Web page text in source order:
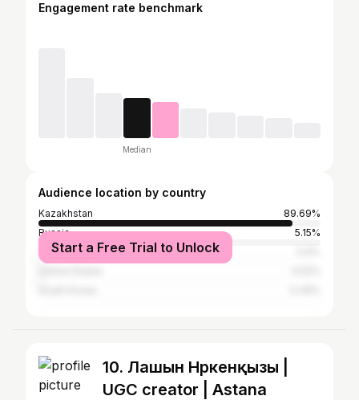
Engagement rate benchmark
Median
Audience location by country
Kazakhstan
89.69%
Russia
5.15%
Turkey
Start a Free Trial to Unlock
10. Лашын Нүркенқызы |
UGC creator | Astana